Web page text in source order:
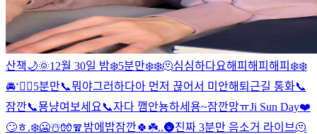
산책🌙🌞12월 30일 밤❄️5분만❄️❄️🫠심심하다요해피해피해피❄️❄️
🚘‘😶‍🌫️5분만📞뭐야그러하다아 먼저 끊어서 미안해 퇴근길 통화📞
잠깐📞묭냥여보세요📞자다 깸안뇽하세용~잠깐망ㅠJi Sun Day❤️
🙄ㅎ.❄️🥶☃️🧤🧣 밤에밥잠깐🍀☘️..🌚진짜 3분만 음소거 라이브🫠